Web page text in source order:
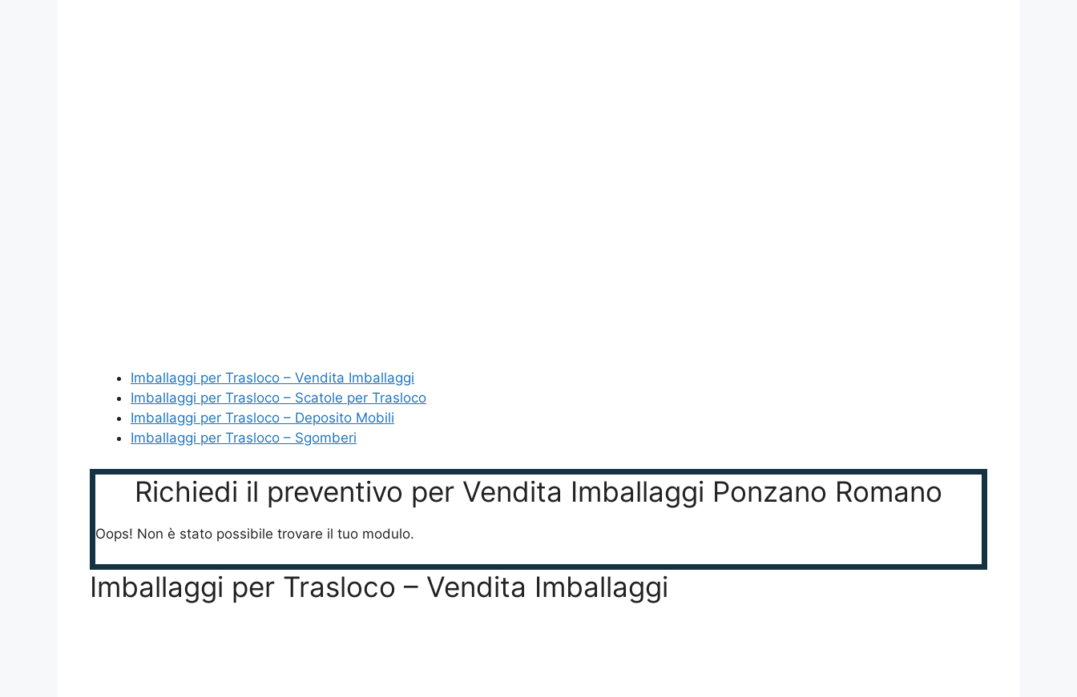
Imballaggi per Trasloco – Vendita Imballaggi
Imballaggi per Trasloco – Scatole per Trasloco
Imballaggi per Trasloco – Deposito Mobili
Imballaggi per Trasloco – Sgomberi
Richiedi il preventivo per Vendita Imballaggi Ponzano Romano
Oops! Non è stato possibile trovare il tuo modulo.
Imballaggi per Trasloco – Vendita Imballaggi